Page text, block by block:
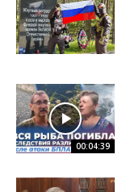
00:04:39